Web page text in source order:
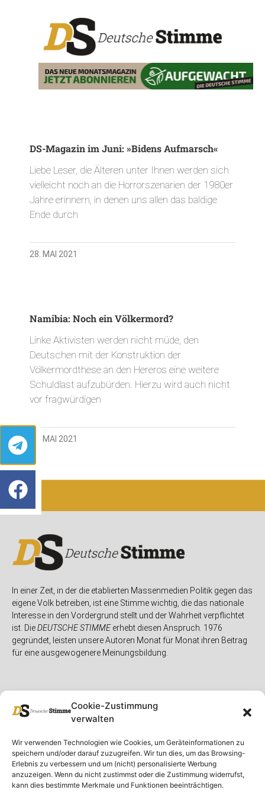
Cookie-Zustimmung
verwalten
Wir verwenden Technologien wie Cookies, um Geräteinformationen zu
speichern und/oder darauf zuzugreifen. Wir tun dies, um das Browsing-
Erlebnis zu verbessern und um (nicht) personalisierte Werbung
anzuzeigen. Wenn du nicht zustimmst oder die Zustimmung widerrufst,
kann dies bestimmte Merkmale und Funktionen beeinträchtigen.
DS-Magazin im Juni: »Bidens Aufmarsch«
Liebe Leser, die Älteren unter Ihnen werden sich
vielleicht noch an die Horrorszenarien der 1980er
Jahre erinnern, in denen uns allen das baldige
Ende durch
28. MAI 2021
Namibia: Noch ein Völkermord?
Linke Aktivisten werden nicht müde, den
Deutschen mit der Konstruktion der
Völkermordthese an den Hereros eine weitere
Schuldlast aufzubürden. Hierzu wird auch nicht
vor fragwürdigen
28. MAI 2021
In einer Zeit, in der die etablierten Massenmedien Politik gegen das
eigene Volk betreiben, ist eine Stimme wichtig, die das nationale
Interesse in den Vordergrund stellt und der Wahrheit verpflichtet
ist. DieDEUTSCHE STIMMEerhebt diesen Anspruch. 1976
gegründet, leisten unsere Autoren Monat für Monat ihren Beitrag
für eine ausgewogenere Meinungsbildung.
Unser Magazin
Spenden
Ausgaben
Rubriken
Deutschland
Ausland
Rechtliches
Rechtliche Hinweise
Impressum
Datenschutzerklärung